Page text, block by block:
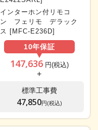
インターホン付リモコ
ン フェリモ デラック
ス [MFC-E236D]
10年保証
147,636 円(税込)
+
標準工事費
47,850円(税込)